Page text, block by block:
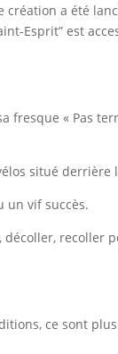
création a été
Esprit” est
fresque « Pas
situé derrière
un vif succès.
recoller
ce sont